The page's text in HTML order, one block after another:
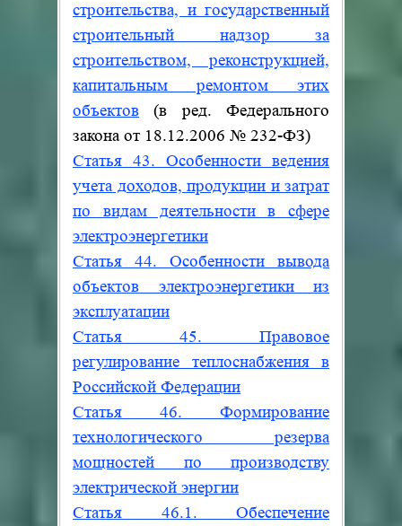
строительства, и государственный
строительный надзор за
строительством, реконструкцией,
капитальным ремонтом этих
объектов
(в ред. Федерального
закона от 18.12.2006 № 232-ФЗ)
Статья 43. Особенности ведения
учета доходов, продукции и затрат
по видам деятельности в сфере
электроэнергетики
Статья 44. Особенности вывода
объектов электроэнергетики из
эксплуатации
Статья 45. Правовое
регулирование теплоснабжения в
Российской Федерации
Статья 46. Формирование
технологического резерва
мощностей по производству
электрической энергии
Статья 46.1. Обеспечение